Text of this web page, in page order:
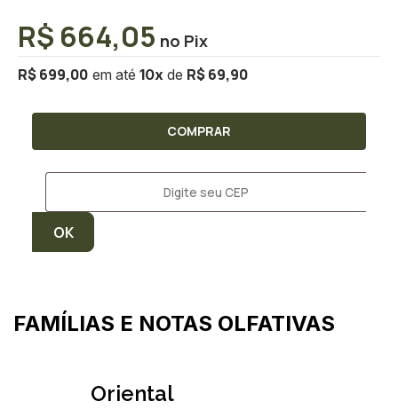
R$ 699,00 10x R$ 69,90
R$ 664,05
COMPRAR
FAMÍLIAS E NOTAS OLFATIVAS
Oriental